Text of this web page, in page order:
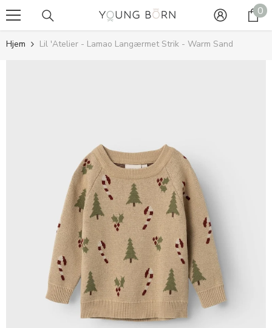
GÅ TIL INDHOLD 00
Hjem Lil 'Atelier - Lamao Langærmet Strik - Warm Sand